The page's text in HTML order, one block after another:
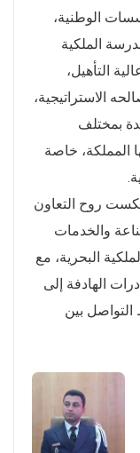
الوطنية،
الملكية
التأهيل،
الاستراتيجية،
بمختلف
المملكة، خاصة
روح التعاون
والخدمات
البحرية، مع
الهادفة إلى
التواصل بين